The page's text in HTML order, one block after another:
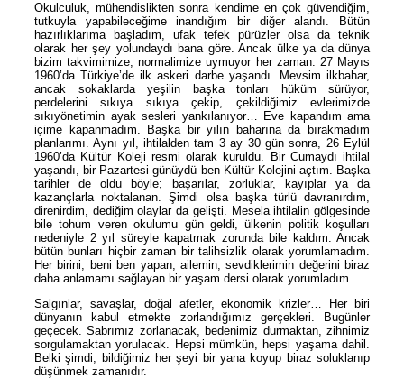
Okulculuk, mühendislikten sonra kendime en çok güvendiğim,
tutkuyla yapabileceğime inandığım bir diğer alandı. Bütün
hazırlıklarıma başladım, ufak tefek pürüzler olsa da teknik
olarak her şey yolundaydı bana göre. Ancak ülke ya da dünya
bizim takvimimize, normalimize uymuyor her zaman. 27 Mayıs
1960’da Türkiye’de ilk askeri darbe yaşandı. Mevsim ilkbahar,
ancak sokaklarda yeşilin başka tonları hüküm sürüyor,
perdelerini sıkıya sıkıya çekip, çekildiğimiz evlerimizde
sıkıyönetimin ayak sesleri yankılanıyor… Eve kapandım ama
içime kapanmadım. Başka bir yılın baharına da bırakmadım
planlarımı. Aynı yıl, ihtilalden tam 3 ay 30 gün sonra, 26 Eylül
1960’da Kültür Koleji resmi olarak kuruldu. Bir Cumaydı ihtilal
yaşandı, bir Pazartesi günüydü ben Kültür Kolejini açtım. Başka
tarihler de oldu böyle; başarılar, zorluklar, kayıplar ya da
kazançlarla noktalanan. Şimdi olsa başka türlü davranırdım,
direnirdim, dediğim olaylar da gelişti. Mesela ihtilalin gölgesinde
bile tohum veren okulumu gün geldi, ülkenin politik koşulları
nedeniyle 2 yıl süreyle kapatmak zorunda bile kaldım. Ancak
bütün bunları hiçbir zaman bir talihsizlik olarak yorumlamadım.
Her birini, beni ben yapan; ailemin, sevdiklerimin değerini biraz
daha anlamamı sağlayan bir yaşam dersi olarak yorumladım.
Salgınlar, savaşlar, doğal afetler, ekonomik krizler… Her biri
dünyanın kabul etmekte zorlandığımız gerçekleri. Bugünler
geçecek. Sabrımız zorlanacak, bedenimiz durmaktan, zihnimiz
sorgulamaktan yorulacak. Hepsi mümkün, hepsi yaşama dahil.
Belki şimdi, bildiğimiz her şeyi bir yana koyup biraz soluklanıp
düşünmek zamanıdır.